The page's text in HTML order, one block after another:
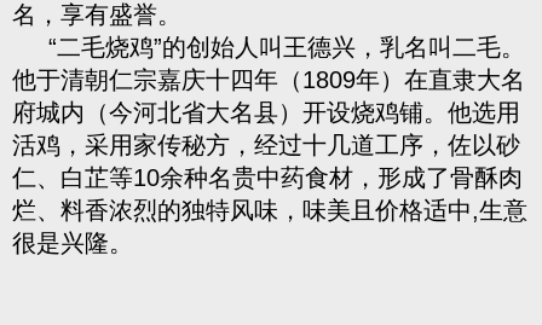
名，享有盛誉。
“二毛烧鸡”的创始人叫王德兴，乳名叫二毛。
他于清朝仁宗嘉庆十四年（1809年）在直隶大名
府城内（今河北省大名县）开设烧鸡铺。他选用
活鸡，采用家传秘方，经过十几道工序，佐以砂
仁、白芷等10余种名贵中药食材，形成了骨酥肉
烂、料香浓烈的独特风味，味美且价格适中,生意
很是兴隆。